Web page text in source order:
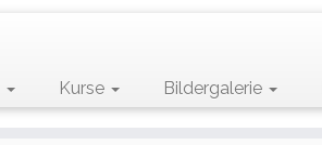
Kurse Bildergalerie